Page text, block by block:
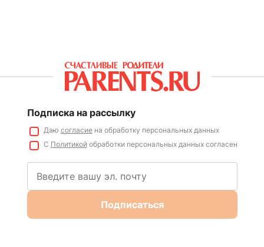
Подписка на рассылку
Даю согласиена обработку персональных данных
С Политикойобработки персональных данных согласен
Подписаться